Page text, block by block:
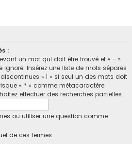
h
c
h
:
un mot qui doit être trouvé et « - »
Insérez une liste de mots séparés
« | » si seul un des mots doit
« * » comme métacaractère
effectuer des recherches partielles.
ou utiliser une question comme
de ces termes